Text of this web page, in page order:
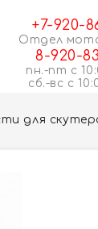
+7-920-
Отдел
8-920-
пн.-пт с
сб.-вс с
для